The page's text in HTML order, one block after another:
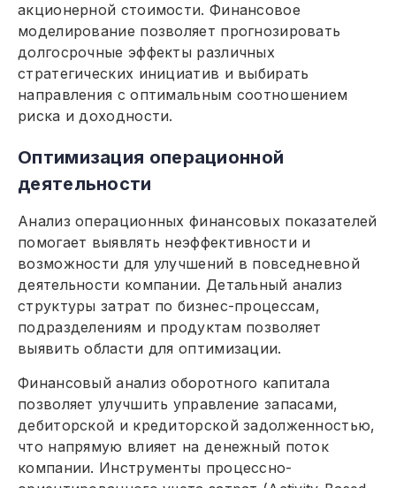
акционерной стоимости. Финансовое
моделирование позволяет прогнозировать
долгосрочные эффекты различных
стратегических инициатив и выбирать
направления с оптимальным соотношением
риска и доходности.
Оптимизация операционной
деятельности
Анализ операционных финансовых показателей
помогает выявлять неэффективности и
возможности для улучшений в повседневной
деятельности компании. Детальный анализ
структуры затрат по бизнес-процессам,
подразделениям и продуктам позволяет
выявить области для оптимизации.
Финансовый анализ оборотного капитала
позволяет улучшить управление запасами,
дебиторской и кредиторской задолженностью,
что напрямую влияет на денежный поток
компании. Инструменты процессно-